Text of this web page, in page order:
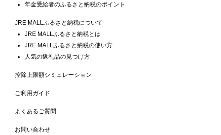
年金受給者のふるさと納税のポイント
JRE MALLふるさと納税について
JRE MALLふるさと納税とは
JRE MALLふるさと納税の使い方
人気の返礼品の見つけ方
控除上限額シミュレーション
ご利用ガイド
よくあるご質問
お問い合わせ